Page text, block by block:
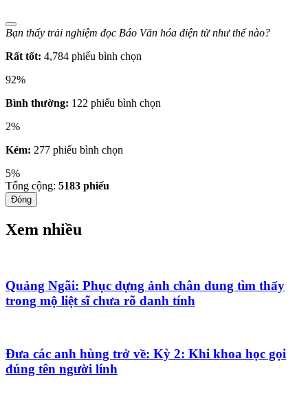
Bạn thấy trải nghiệm đọc Báo Văn hóa điện tử như thế nào?
Rất tốt: 4,784 phiếu bình chọn
92%
Bình thường: 122 phiếu bình chọn
2%
Kém: 277 phiếu bình chọn
5%
Tổng cộng: 5183 phiếu
Đóng
Xem nhiều
Quảng Ngãi: Phục dựng ảnh chân dung tìm thấy
trong mộ liệt sĩ chưa rõ danh tính
Đưa các anh hùng trở về: Kỳ 2: Khi khoa học gọi
đúng tên người lính